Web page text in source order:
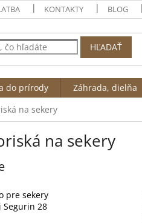
KONTAKTY BLOG
HĽADAŤ
do prírody Záhrada, dielňa
na sekery
na sekery
pre sekery
Segurin 28